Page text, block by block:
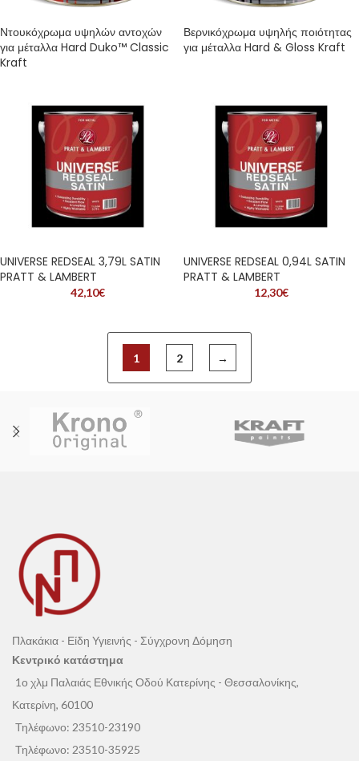
Ντουκόχρωμα υψηλών αντοχών
για μέταλλα Hard Duko™ Classic
Kraft
Βερνικόχρωμα υψηλής ποιότητας
για μέταλλα Hard & Gloss Kraft
UNIVERSE REDSEAL 3,79L SATIN
PRATT & LAMBERT
42,10€
UNIVERSE REDSEAL 0,94L SATIN
PRATT & LAMBERT
12,30€
1 2 →
Πλακάκια - Είδη Υγιεινής - Σύγχρονη Δόμηση
Κεντρικό κατάστημα
1ο χλμ Παλαιάς Εθνικής Οδού Κατερίνης - Θεσσαλονίκης,
Κατερίνη, 60100
Τηλέφωνο: 23510-23190
Τηλέφωνο: 23510-35925